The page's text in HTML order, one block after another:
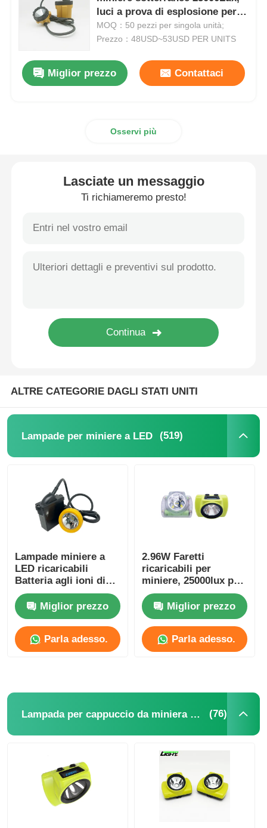
Lampade ricaricabili per coperture minerarie
lampada a tappo senza fili sotterranea
Lumiere a cappello duro per miniere
Cinture minerarie sotterranee
LED High Bay Light
luci a prova di esplosione per
miniere di carbone
MOQ：50 pezzi per singola unità;
Prezzo：48USD~53USD PER UNITS
Miglior prezzo Contattaci
Osservi più
Lasciate un messaggio
Ti richiameremo presto!
ALTRE CATEGORIE DAGLI STATI UNITI
Lampade per miniere a LED (519)
Lampade miniere a
LED ricaricabili
Batteria agli ioni di
litio KL5M
Miglior prezzo
Parla adesso.
2.96W Faretti
ricaricabili per
miniere, 25000lux per
miniere sotterranee
Miglior prezzo
Parla adesso.
Lampada per cappuccio da miniera senza fili (76)